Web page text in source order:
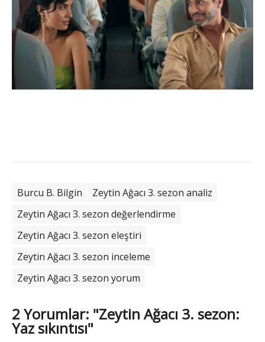
Burcu B. Bilgin
Zeytin Ağacı 3. sezon analiz
Zeytin Ağacı 3. sezon değerlendirme
Zeytin Ağacı 3. sezon eleştiri
Zeytin Ağacı 3. sezon inceleme
Zeytin Ağacı 3. sezon yorum
2 Yorumlar: "Zeytin Ağacı 3. sezon:
Yaz sıkıntısı"